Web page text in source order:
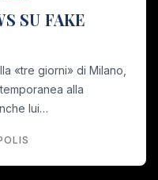
SU FAKE
«tre giorni» di Milano,
alla
lui…